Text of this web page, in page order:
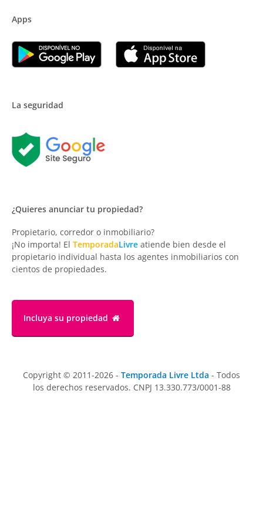
Apps
La seguridad
¿Quieres anunciar tu propiedad?
Propietario, corredor o inmobiliario?
¡No importa! El TemporadaLivre atiende bien desde el
propietario individual hasta los agentes inmobiliarios con
cientos de propiedades.
Incluya su propiedad
Copyright © 2011-2026 - Temporada Livre Ltda - Todos
los derechos reservados. CNPJ 13.330.773/0001-88